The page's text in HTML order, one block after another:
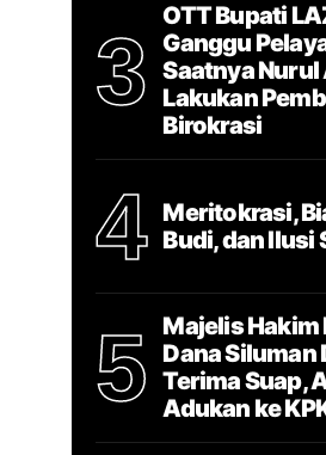
3
OTT Bupati
Ganggu
Saatnya Nurul
Lakukan
Birokrasi
4
Meritokrasi,
Budi, dan Ilusi
5
Majelis Hakim
Dana Siluman
Terima Suap,
Adukan ke